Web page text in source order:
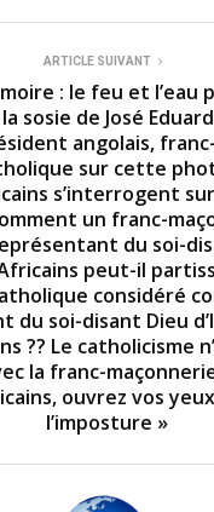
ARTICLE SUIVANT
: le feu et l’eau
sosie de José
angolais,
sur cette
s’interrogent
un franc-
du soi-
peut-il
considéré
du soi-disant Dieu
?? Le catholicisme
la franc-
ouvrez vos
l’imposture »